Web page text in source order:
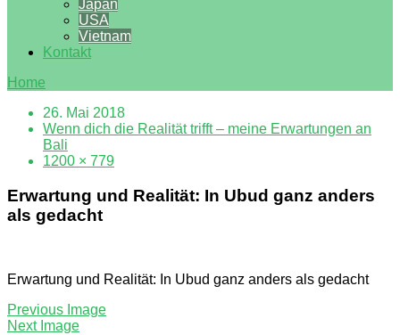
Japan
USA
Vietnam
Kontakt
Home
26. Mai 2018
Wenn dich die Realität trifft – meine Erwartungen an
Bali
1200 × 779
Erwartung und Realität: In Ubud ganz anders
als gedacht
Erwartung und Realität: In Ubud ganz anders als gedacht
Previous Image
Next Image